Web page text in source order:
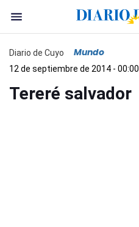
Diario de Cuyo Mundo
12 de septiembre de 2014 - 00:00
Tereré salvador